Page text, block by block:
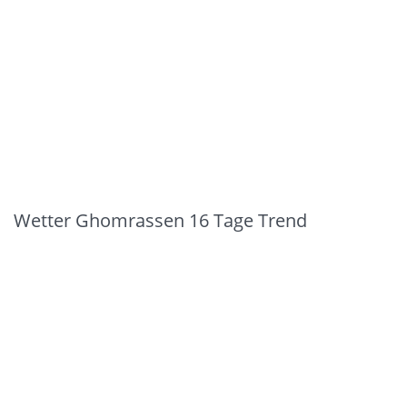
Wetter Ghomrassen 16 Tage Trend